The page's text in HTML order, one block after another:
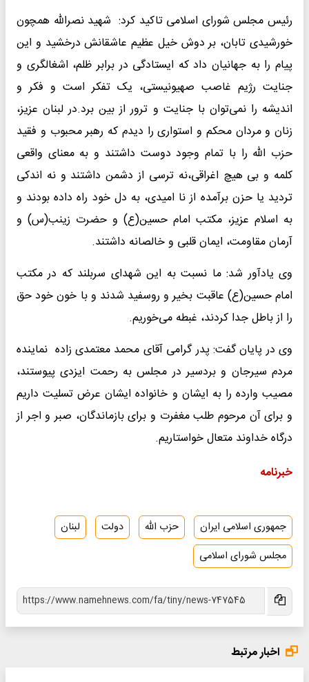
رئیس مجلس شورای اسلامی تاکید کرد: شهید نصرالله همچون
خورشیدی تابان، بر دوش خیل عظیم عاشقانش درخشید و این
پیام را به جهانیان داد که ایستادگی در برابر ظلم، اشغالگری و
جنایت رژیم غاصب صهیونیستی، یک تفکر است و فکر و
اندیشه را نمی‌توان با جنایت و ترور از بین برد.در لبنان عزیز،
زنان و مردان محکم و استواری را دیدم که رهبر محبوب و فقید
حزب الله را با تمام وجود دوست داشتند و به معنای واقعی
کلمه و بی‌ هیچ اغراقی،نه ترسی از دشمن داشتند و نه اندکی
تردید یا حزن برآمده از نا امیدی، به دل خود راه داده بودند و
به اسلام عزیز، مکتب امام حسین(ع) و حضرت زینب(س) و
آرمان مقاومت، ایمان قلبی و خالصانه داشتند.
وی یادآور شد: ما نسبت به این شهدای سربلند که در مکتب
امام حسین(ع) عاقبت بخیر و روسفید شدند و با خون خود حق
را از باطل جدا کردند، غبطه می‌خوریم.
وی در پایان گفت: پدر گرامی آقای محمد معتمدی زاده نماینده
مردم سیرجان و بردسیر در مجلس به رحمت ایزدی پیوستند،
مصیب وارده را به ایشان و خانواده ایشان عرض تسلیت داریم
و برای آن مرحوم طلب مغفرت و برای بازماندگان، صبر و اجر از
درگاه خداوند متعال خواستاریم.
خبرنامه
جمهوری اسلامی ایران حزب الله دولت
لبنان
مجلس شورای اسلامی
اخبار مرتبط